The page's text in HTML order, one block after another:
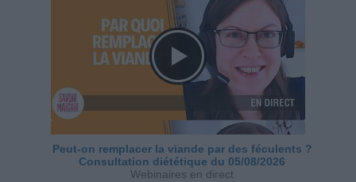
Peut-on remplacer la viande par des féculents ?
Consultation diététique du 05/08/2026
Webinaires en direct